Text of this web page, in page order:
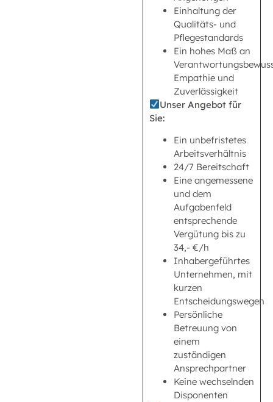
Einhaltung der
Qualitäts- und
Pflegestandards
Ein hohes Maß an
Empathie und
Zuverlässigkeit
Unser Angebot für
Sie:
Ein unbefristetes
Arbeitsverhältnis
24/7 Bereitschaft
Eine angemessene
und dem
Aufgabenfeld
entsprechende
Vergütung bis zu
34,- €/h
Inhabergeführtes
Unternehmen, mit
kurzen
Entscheidungswegen
Persönliche
Betreuung von
einem
zuständigen
Ansprechpartner
Keine wechselnden
Disponenten